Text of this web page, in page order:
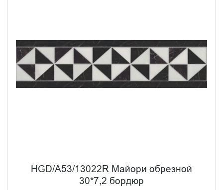
HGD/A53/13022R Майори обрезной
30*7,2 бордюр